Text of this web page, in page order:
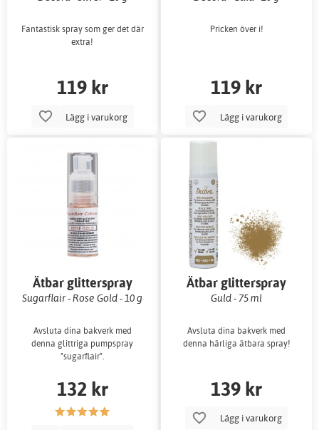
Fantastisk spray som ger det där
extra!
119 kr
Lägg i varukorg
Pricken över i!
119 kr
Lägg i varukorg
Ätbar glitterspray
Sugarflair - Rose Gold - 10 g
Avsluta dina bakverk med
denna glittriga pumpspray
"sugarflair".
132 kr
Ätbar glitterspray
Guld - 75 ml
Avsluta dina bakverk med
denna härliga ätbara spray!
139 kr
Lägg i varukorg